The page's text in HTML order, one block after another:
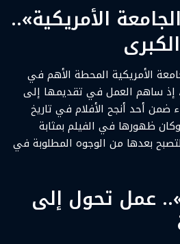
الأمريكية»..
الأمريكية المحطة الأهم في
إذ ساهم العمل في تقديمها إلى
أحد أنجح الأفلام في تاريخ
ظهورها في الفيلم بمثابة
بعدها من الوجوه المطلوبة في
عمل تحول إلى